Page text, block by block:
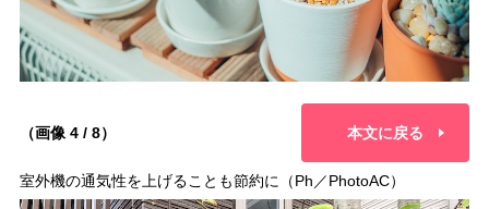
（画像 4 / 8） 本文に戻る
室外機の通気性を上げることも節約に（Ph／PhotoAC）